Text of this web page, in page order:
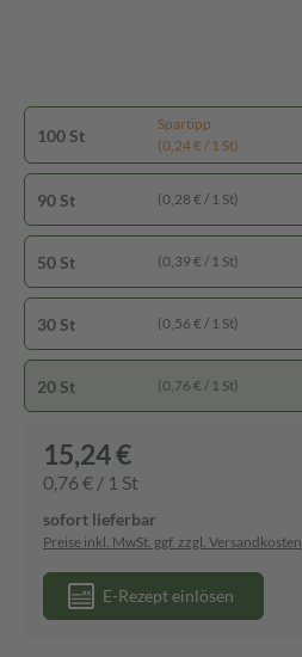
100 St
Spartipp
(0,24 € / 1 St)
90 St (0,28 € / 1 St)
50 St (0,39 € / 1 St)
30 St (0,56 € / 1 St)
20 St (0,76 € / 1 St)
15,24 €
0,76 € / 1 St
sofort lieferbar
Preise inkl. MwSt. ggf. zzgl. Versandkosten
E-Rezept einlösen